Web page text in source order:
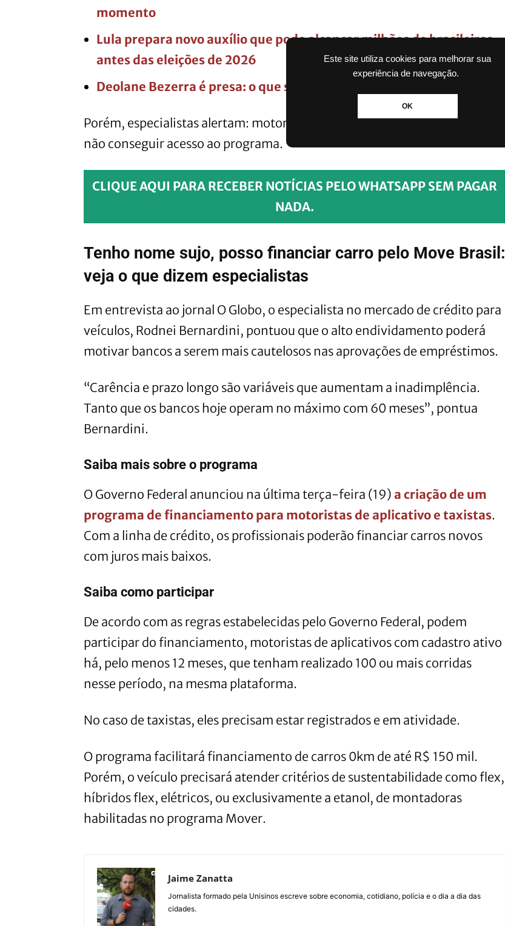
Este site utiliza cookies para melhorar sua
experiência de navegação.
OK
momento
Lula prepara novo auxílio que pode alcançar milhões de brasileiros
antes das eleições de 2026
Deolane Bezerra é presa: o que se sabe sobre a operação
Porém, especialistas alertam: motoristas que estão com nome sujo podem
não conseguir acesso ao programa.
CLIQUE AQUI PARA RECEBER NOTÍCIAS PELO WHATSAPP SEM PAGAR
NADA.
Tenho nome sujo, posso financiar carro pelo Move Brasil:
veja o que dizem especialistas
Em entrevista ao jornal O Globo, o especialista no mercado de crédito para
veículos, Rodnei Bernardini, pontuou que o alto endividamento poderá
motivar bancos a serem mais cautelosos nas aprovações de empréstimos.
“Carência e prazo longo são variáveis que aumentam a inadimplência.
Tanto que os bancos hoje operam no máximo com 60 meses”, pontua
Bernardini.
Saiba mais sobre o programa
O Governo Federal anunciou na última terça-feira (19) a criação de um
programa de financiamento para motoristas de aplicativo e taxistas.
Com a linha de crédito, os profissionais poderão financiar carros novos
com juros mais baixos.
Saiba como participar
De acordo com as regras estabelecidas pelo Governo Federal, podem
participar do financiamento, motoristas de aplicativos com cadastro ativo
há, pelo menos 12 meses, que tenham realizado 100 ou mais corridas
nesse período, na mesma plataforma.
No caso de taxistas, eles precisam estar registrados e em atividade.
O programa facilitará financiamento de carros 0km de até R$ 150 mil.
Porém, o veículo precisará atender critérios de sustentabilidade como flex,
híbridos flex, elétricos, ou exclusivamente a etanol, de montadoras
habilitadas no programa Mover.
Jaime Zanatta
Jornalista formado pela Unisinos escreve sobre economia, cotidiano, polícia e o dia a dia das
cidades.